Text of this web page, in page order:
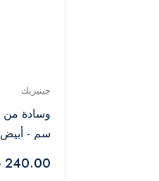
جينيريك
سم - أبيض
240.00 جنيه